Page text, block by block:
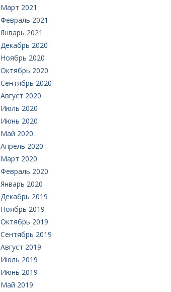
Март 2021
Февраль 2021
Январь 2021
Декабрь 2020
Ноябрь 2020
Октябрь 2020
Сентябрь 2020
Август 2020
Июль 2020
Июнь 2020
Май 2020
Апрель 2020
Март 2020
Февраль 2020
Январь 2020
Декабрь 2019
Ноябрь 2019
Октябрь 2019
Сентябрь 2019
Август 2019
Июль 2019
Июнь 2019
Май 2019